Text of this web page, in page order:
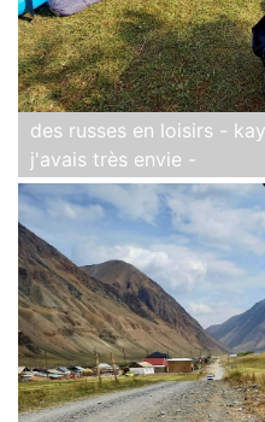
des russes en loisirs -
j'avais très envie -